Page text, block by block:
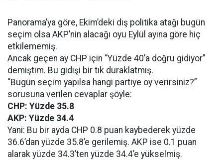
Panorama’ya göre, Ekim’deki dış politika atağı bugün
seçim olsa AKP’nin alacağı oyu Eylül ayına göre hiç
etkilememiş.
Ancak geçen ay CHP için “Yüzde 40’a doğru gidiyor”
demiştim. Bu gidişi bir tık duraklatmış.
“Bugün seçim yapılsa hangi partiye oy verirsiniz?”
sorusuna verilen cevaplar şöyle:
CHP: Yüzde 35.8
AKP: Yüzde 34.4
Yani: Bu bir ayda CHP 0.8 puan kaybederek yüzde
36.6’dan yüzde 35.8’e gerilemiş. AKP ise 0.1 puan
alarak yüzde 34.3’ten yüzde 34.4’e yükselmiş.